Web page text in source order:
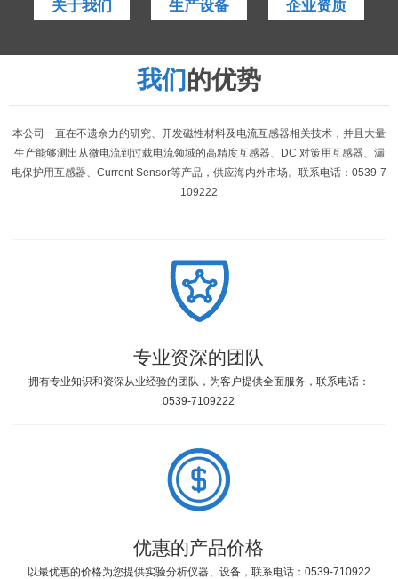
关于我们 生产设备 企业资质
我们的优势
本公司一直在不遗余力的研究、开发磁性材料及电流互感器相关技术，并且大量
生产能够测出从微电流到过载电流领域的高精度互感器、DC 对策用互感器、漏
电保护用互感器、Current Sensor等产品，供应海内外市场。联系电话：0539-7
109222
专业资深的团队
拥有专业知识和资深从业经验的团队，为客户提供全面服务，联系电话：
0539-7109222
优惠的产品价格
以最优惠的价格为您提供实验分析仪器、设备，联系电话：0539-710922